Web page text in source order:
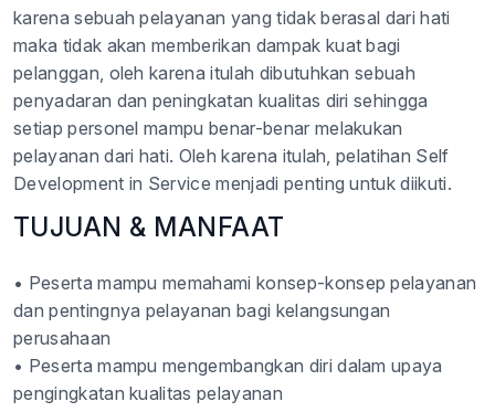
karena sebuah pelayanan yang tidak berasal dari hati
maka tidak akan memberikan dampak kuat bagi
pelanggan, oleh karena itulah dibutuhkan sebuah
penyadaran dan peningkatan kualitas diri sehingga
setiap personel mampu benar-benar melakukan
pelayanan dari hati. Oleh karena itulah, pelatihan Self
Development in Service menjadi penting untuk diikuti.
TUJUAN & MANFAAT
• Peserta mampu memahami konsep-konsep pelayanan
dan pentingnya pelayanan bagi kelangsungan
perusahaan
• Peserta mampu mengembangkan diri dalam upaya
pengingkatan kualitas pelayanan